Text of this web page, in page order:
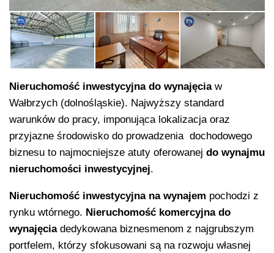
Nieruchomość inwestycyjna do wynajęciaw
Wałbrzych (dolnośląskie). Najwyższy standard
warunków do pracy, imponująca lokalizacja oraz
przyjazne środowisko do prowadzenia dochodowego
biznesu to najmocniejsze atuty oferowanej do wynajmu
nieruchomości inwestycyjnej.
Nieruchomość inwestycyjna na wynajem pochodzi z
rynku wtórnego. Nieruchomość komercyjna do
wynajęciadedykowana biznesmenom z najgrubszym
portfelem, którzy sfokusowani są na rozwoju własnej